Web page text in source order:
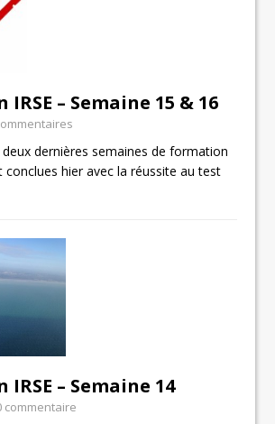
– Semaine 15 & 16
dernières semaines de formation
conclues hier avec la réussite au test
– Semaine 14